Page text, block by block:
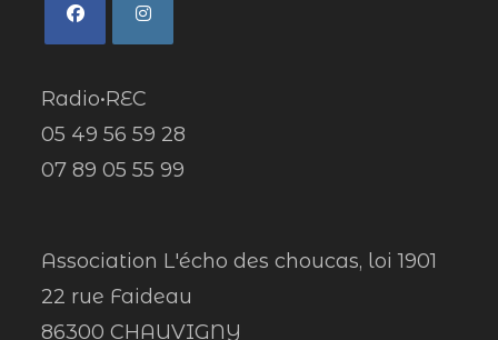
Radio•REC
05 49 56 59 28
07 89 05 55 99
Association L'écho des choucas, loi 1901
22 rue Faideau
86300 CHAUVIGNY